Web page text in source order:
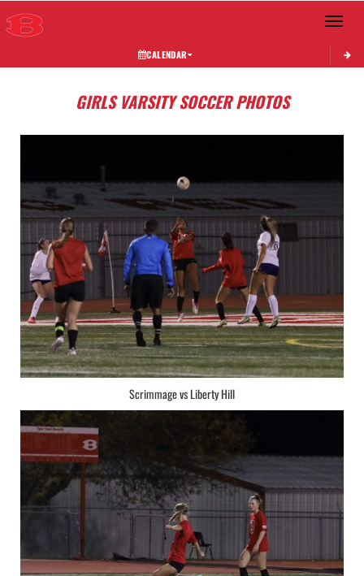
Toggle
CALENDAR
GIRLS VARSITY SOCCER PHOTOS
Scrimmage vs Liberty Hill